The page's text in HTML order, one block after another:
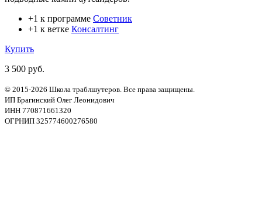
+1 к программе Советник
+1 к ветке Консалтинг
Купить
3 500 руб.
© 2015-2026 Школа траблшутеров. Все права защищены.
ИП Брагинский Олег Леонидович
ИНН 770871661320
ОГРНИП 325774600276580